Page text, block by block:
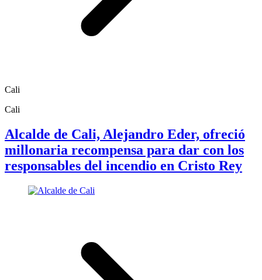
Cali
Cali
Alcalde de Cali, Alejandro Eder, ofreció
millonaria recompensa para dar con los
responsables del incendio en Cristo Rey